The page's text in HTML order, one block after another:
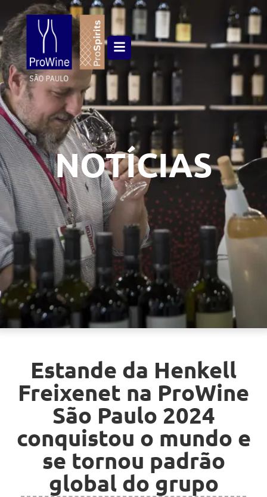
NOTÍCIAS
Estande da Henkell
Freixenet na ProWine
São Paulo 2024
conquistou o mundo e
se tornou padrão
global do grupo